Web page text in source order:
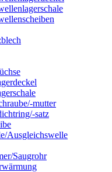
mutter
satz
Ausgleichswelle
Saugrohr